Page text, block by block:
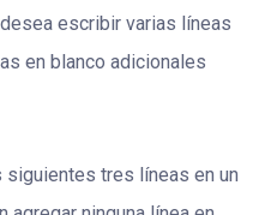
escribir varias líneas
en blanco adicionales
siguientes tres líneas en un